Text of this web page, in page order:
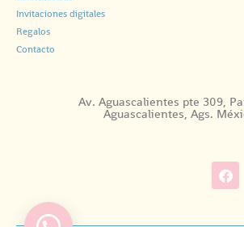
Invitaciones digitales
Regalos
Contacto
Av. Aguascalientes pte 309,
Aguascalientes, Ags.